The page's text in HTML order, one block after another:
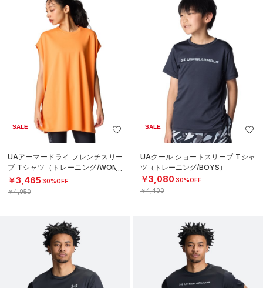
SALE
UAアーマードライ フレンチスリー
ブ Tシャツ（トレーニング/WOME
N）
￥3,465 30%OFF
￥4,950
SALE
UAクール ショートスリーブ Tシャ
ツ（トレーニング/BOYS）
￥3,080 30%OFF
￥4,400